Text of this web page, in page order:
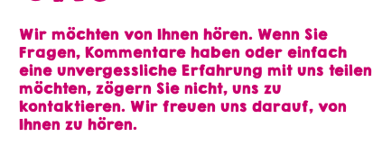
Wir möchten von Ihnen hören. Wenn Sie
Fragen, Kommentare haben oder einfach
eine unvergessliche Erfahrung mit uns teilen
möchten, zögern Sie nicht, uns zu
kontaktieren. Wir freuen uns darauf, von
Ihnen zu hören.